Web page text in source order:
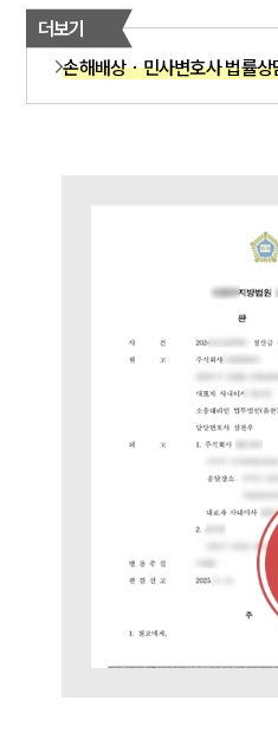
글로벌 파
통합
사례분석/
법률
법률
고객
업무
민사그
전
구성원
손해배상 · 민
소식/
더보기
손해배상 · 민사변호사 법률